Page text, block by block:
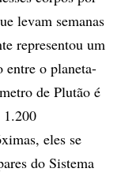
levam semanas
representou um
entre o planeta-
de Plutão é
1.200
eles se
do Sistema